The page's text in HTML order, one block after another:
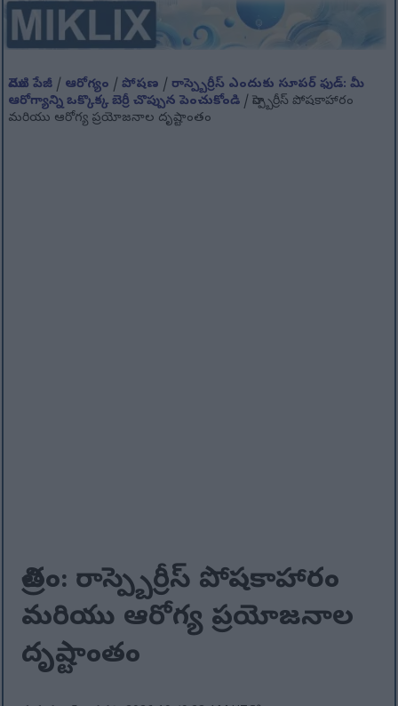
మొదటి పేజీ / ఆరోగ్యం /పోషణ /రాస్ప్బెర్రీస్ ఎందుకు సూపర్ ఫుడ్: మీ
ఆరోగ్యాన్ని ఒక్కొక్క బెర్రీ చొప్పున పెంచుకోండి / రాస్ప్బెర్రీస్ పోషకాహారం
మరియు ఆరోగ్య ప్రయోజనాల దృష్టాంతం
చిత్రం: రాస్ప్బెర్రీస్ పోషకాహారం
మరియు ఆరోగ్య ప్రయోజనాల
దృష్టాంతం